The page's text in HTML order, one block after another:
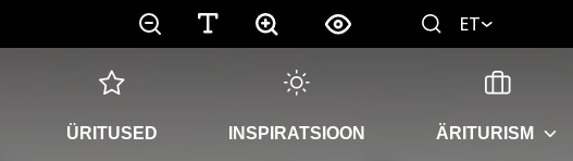
ET
ÜRITUSED INSPIRATSIOON ÄRITURISM